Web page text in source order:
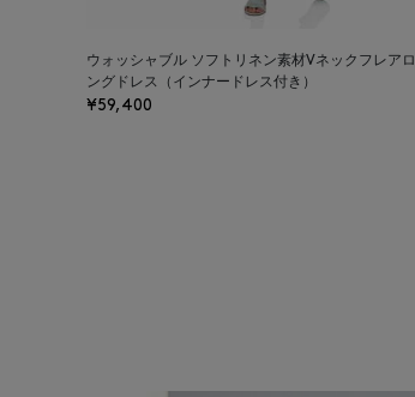
ウォッシャブル ソフトリネン素材Vネックフレアロ
ングドレス（インナードレス付き）
¥59,400